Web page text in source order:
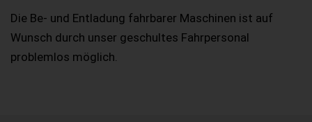
Die Be- und Entladung fahrbarer Maschinen ist auf
Wunsch durch unser geschultes Fahrpersonal
problemlos möglich.